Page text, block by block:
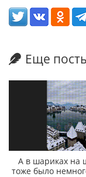
Еще
А в шариках на
тоже было